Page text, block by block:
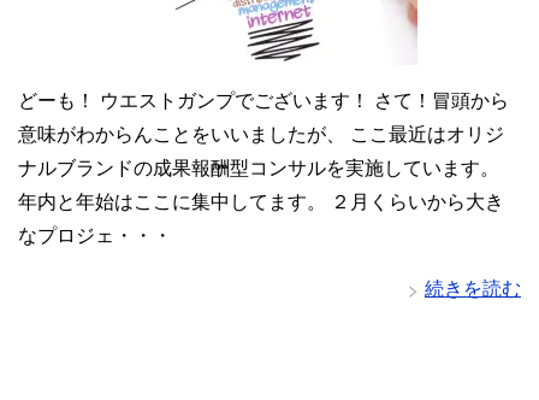
どーも！ ウエストガンプでございます！ さて！冒頭から
意味がわからんことをいいましたが、 ここ最近はオリジ
ナルブランドの成果報酬型コンサルを実施しています。
年内と年始はここに集中してます。 ２月くらいから大き
なプロジェ・・・
続きを読む